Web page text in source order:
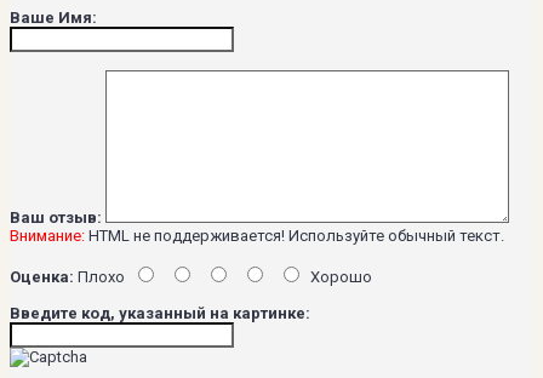
Ваше Имя:
Ваш отзыв:
Внимание: HTML не поддерживается! Используйте обычный текст.
Оценка: Плохо
Хорошо
Введите код, указанный на картинке: